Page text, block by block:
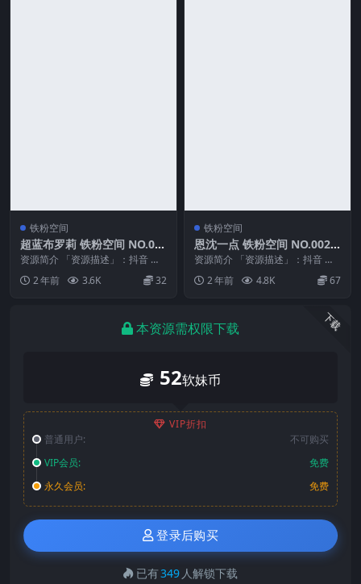
铁粉空间
超蓝布罗莉 铁粉空间 NO.00
4期
资源简介 「资源描述」：抖音 超
蓝布罗莉 铁粉空间 NO.004期 【3
1P1V...
2 年前 3.6K 32
铁粉空间
恩沈一点 铁粉空间 NO.002
期
资源简介 「资源描述」：抖音 恩
沈一点 铁粉空间 NO.002期 【52P
1V】...
2 年前 4.8K 67
下载
本资源需权限下载
52软妹币
VIP折扣
普通用户:
不可购买
VIP会员:
免费
永久会员:
免费
登录后购买
已有349 人解锁下载